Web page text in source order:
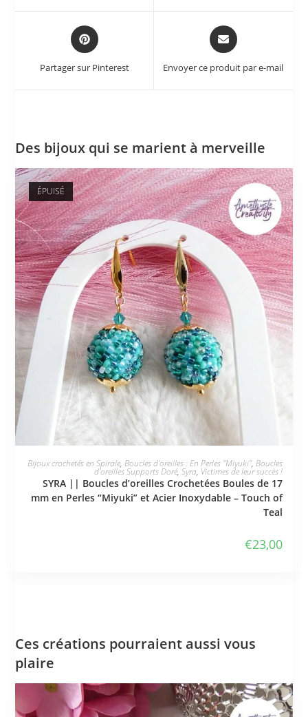
Partager sur Pinterest Envoyer ce produit par e-mail
Des bijoux qui se marient à merveille
ÉPUISÉ
PLUS DISPONIBLE
Bijoux crochetés en Spirale, Boucles d'oreilles : En Perles "Miyuki", Boucles
d'oreilles Supports Doré, Syra, Victimes de leur succès !
SYRA || Boucles d’oreilles Crochetées Boules de 17
mm en Perles “Miyuki” et Acier Inoxydable – Touch of
Teal
€23,00
Ces créations pourraient aussi vous
plaire